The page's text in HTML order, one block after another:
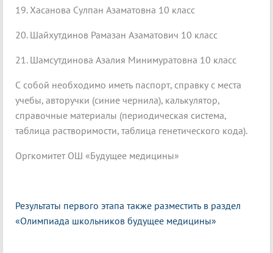
19. Хасанова Сулпан Азаматовна 10 класс
20. Шайхутдинов Рамазан Азаматович 10 класс
21. Шамсутдинова Азалия Минимуратовна 10 класс
С собой необходимо иметь паспорт, справку с места
учебы, авторучки (синие чернила), калькулятор,
справочные материалы (периодическая система,
таблица растворимости, таблица генетического кода).
Оргкомитет ОШ «Будущее медицины»
Результаты первого этапа также разместить в раздел
«Олимпиада школьников будущее медицины»